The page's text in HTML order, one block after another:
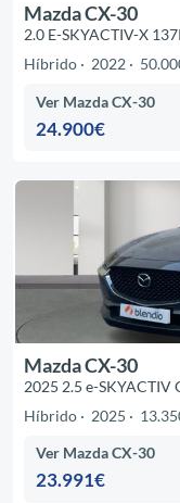
Mazda CX-30
2.0 E-SKYACTIV-X
Híbrido
2022
Ver Mazda CX-30
24.900€
Mazda CX-30
2025 2.5 e-
Híbrido
2025
Ver Mazda CX-30
23.991€